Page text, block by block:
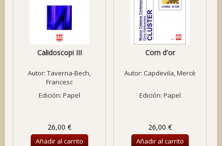
Calidoscopi III
Autor:Taverna-Bech,
Francesc
Edición: Papel
26,00 €
Añadir al carrito
Corn d'or
Autor: Capdevila, Mercè
Edición: Papel
26,00 €
Añadir al carrito